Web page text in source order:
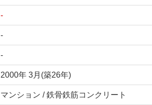
-
-
-
2000年 3月(築26年)
マンション / 鉄骨鉄筋コンクリート